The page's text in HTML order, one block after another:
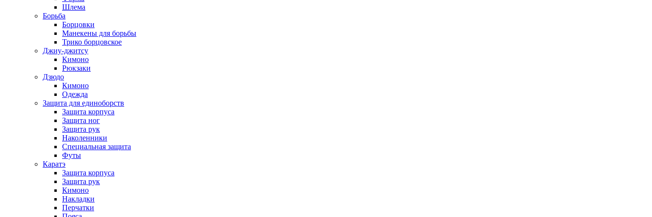
Шлема
Борьба
Борцовки
Манекены для борьбы
Трико борцовское
Джиу-джитсу
Кимоно
Рюкзаки
Дзюдо
Кимоно
Одежда
Защита для единоборств
Защита корпуса
Защита ног
Защита рук
Наколенники
Специальная защита
Футы
Каратэ
Защита корпуса
Защита рук
Кимоно
Накладки
Перчатки